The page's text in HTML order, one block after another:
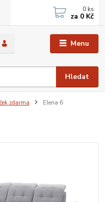
Menu
Hledat
0 ks
za 0 Kč
zdarma Elena 6